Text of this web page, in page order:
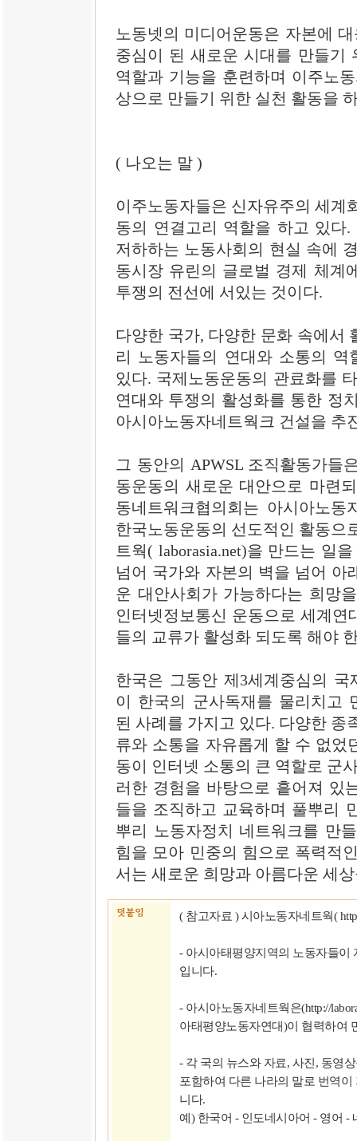
노동넷의 미디어운동은 자본에
중심이 된 새로운 시대를 만들기
역할과 기능을 훈련하며 이주노
상으로 만들기 위한 실천 활동을
( 나오는 말 )
이주노동자들은 신자유주의 세계
동의 연결고리 역할을 하고 있다
저하하는 노동사회의 현실 속에
동시장 유린의 글로벌 경제 체계
투쟁의 전선에 서있는 것이다.
다양한 국가, 다양한 문화 속에서
리 노동자들의 연대와 소통의 역
있다. 국제노동운동의 관료화를
연대와 투쟁의 활성화를 통한 정
아시아노동자네트웍크 건설을 추
그 동안의 APWSL 조직활동가들
동운동의 새로운 대안으로 마련
동네트워크협의회는 아시아노
한국노동운동의 선도적인 활동으
트웍( laborasia.net)을 만드는 일
넘어 국가와 자본의 벽을 넘어 아
운 대안사회가 가능하다는 희망
인터넷정보통신 운동으로 세계
들의 교류가 활성화 되도록 해야
한국은 그동안 제3세계중심의
이 한국의 군사독재를 물리치고
된 사례를 가지고 있다. 다양한 종
류와 소통을 자유롭게 할 수 없었
동이 인터넷 소통의 큰 역할로 군
러한 경험을 바탕으로 흩어져 있
들을 조직하고 교육하며 풀뿌리
뿌리 노동자정치 네트워크를 만
힘을 모아 민중의 힘으로 폭력적
서는 새로운 희망과 아름다운 세
( 참고자료 ) 시아노동자네트웍(
- 아시아태평양지역의 노동자들이
입니다.
- 아시아노동자네트웍은(http://
아태평양노동자연대)이 협력하여
- 각 국의 뉴스와 자료, 사진, 동영
포함하여 다른 나라의 말로 번역
니다.
예) 한국어 - 인도네시아어 - 영어 -